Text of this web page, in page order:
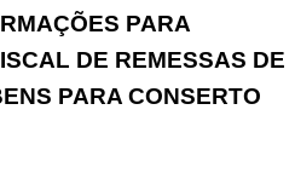
PARA
DE REMESSAS DE
PARA CONSERTO